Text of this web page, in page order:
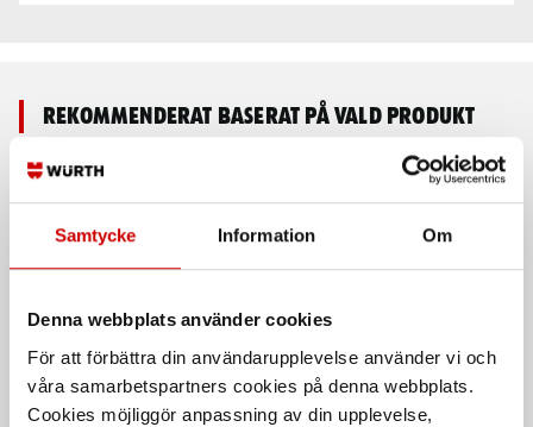
Samtycke Information Om
Denna webbplats använder cookies
För att förbättra din användarupplevelse använder vi och
våra samarbetspartners cookies på denna webbplats.
Cookies möjliggör anpassning av din upplevelse,
Rekommenderat baserat på vald produkt
System för
stenskottsreparation
Bilinredningsmodul 10